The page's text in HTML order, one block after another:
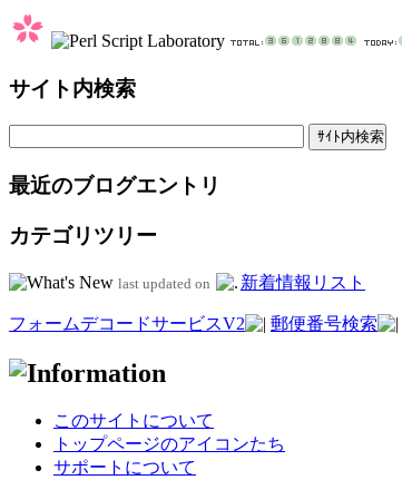
サイト内検索
最近のブログエントリ
カテゴリツリー
last updated on 新着情報リスト
フォームデコードサービスV2 郵便番号検索
このサイトについて
トップページのアイコンたち
サポートについて